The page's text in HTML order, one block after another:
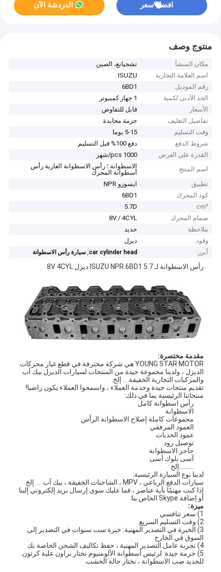
افضل سعر الدردشة الآن
منتوج وصف
مكان المنشأ
تشجيانغ، الصين
اسم العلامة التجارية
ISUZU
رقم الموديل
6BD1
الحد الأدنى لكمية
1 جهاز كمبيوتر
الأسعار
قابل للتفاوض
تفاصيل التغليف
حزمة محايدة
وقت التسليم
5-15 يوما
شروط الدفع
دفع 100% قبل التسليم
القدرة على العرض
1000 pcs/شهر
اسم المنتج
الاسطوانة ؛ رأس الاسطوانة العارية رأس
أسطوانة المحرك
تطبيق
ايسوزو NPR
كود المحرك
6BD1
cm³
5.7D
صمام المحرك
8V / 4CYL
ملاحظة
حديد
وقود
ديزل
أبرز:
car cylinder head
,سيارة رأس الاسطوانة
رأس الاسطوانة لـ ISUZU NPR 6BD1 5.7 ديزل 8V 4CYL
مقدمة مختصرة:
YOUNG STAR MOTOR هي شركة محترفة في قطع غيار محركات
الديزل ، ولدينا مجموعة جيدة من المنتجات لسيارات الديزل بيك آب
والمركبات التجارية الخفيفة ... إلخ.
تقديم منتجات جيدة وخدمة العملاء ، واسمحوا العملاء يكون راضيا!
منتجاتنا الرئيسية بما في ذلك:
رأس اسطوانة كامل
الاسطوانة
مجموعات كاملة إصلاح الاسطوانة الرأس
العمود المرفقي
عمود الحدبات
توصيل رود
حاجز الاسطوانة
آسى بلوك آسى
..........إلخ
لدينا نوع السيارة الرئيسية:
سيارات الدفع الرباعي ، MPV ، الشاحنات الخفيفة ، بيك آب .... إلخ
إذا كنت مهتمًا بأية عناصر ، فما عليك سوى إرسال بريد إلكتروني إلينا
أو إضافة Skype الخاص بنا.
ميزة:
1) سعر تنافسي
2) وقت التسليم السريع
3) الخبرة في التصدير المهنية: خبرة ست سنوات في التصدير إلى
السوق في الخارج
4) تجربة عامل التصدير المهنية ، حفظ تكاليف الشحن الخاصة بك
5) حزمة جيدة: لرئيس أسطوانة الألومنيوم نختار براون علبة كرتون.
للحديد صب الاسطوانة ، نختار حالة الخشب.